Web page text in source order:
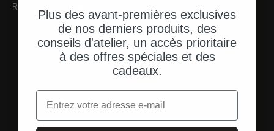
RECOMMANDATIONS
Plus des avant-premières exclusives
de nos derniers produits, des
conseils d'atelier, un accès prioritaire
à des offres spéciales et des
cadeaux.
Email